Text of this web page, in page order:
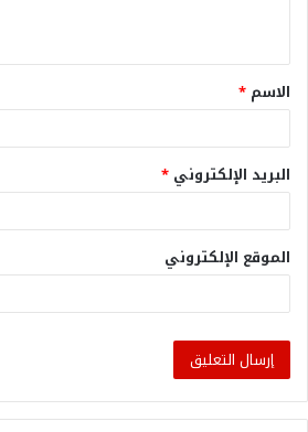
الاسم *
البريد الإلكتروني *
الموقع الإلكتروني